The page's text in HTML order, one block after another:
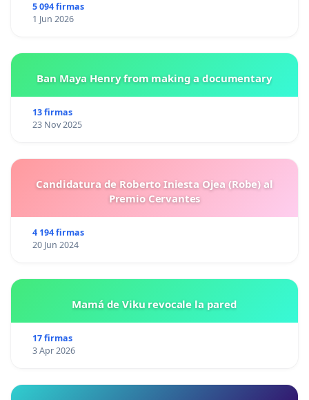
5 094 firmas
1 Jun 2026
Ban Maya Henry from making a documentary
13 firmas
23 Nov 2025
Candidatura de Roberto Iniesta Ojea (Robe) al
Premio Cervantes
4 194 firmas
20 Jun 2024
Mamá de Viku revocale la pared
17 firmas
3 Apr 2026